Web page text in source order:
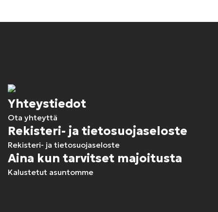
Yhteystiedot
Ota yhteyttä
Rekisteri- ja tietosuojaseloste
Rekisteri- ja tietosuojaseloste
Aina kun tarvitset majoitusta
Kalustetut asuntomme